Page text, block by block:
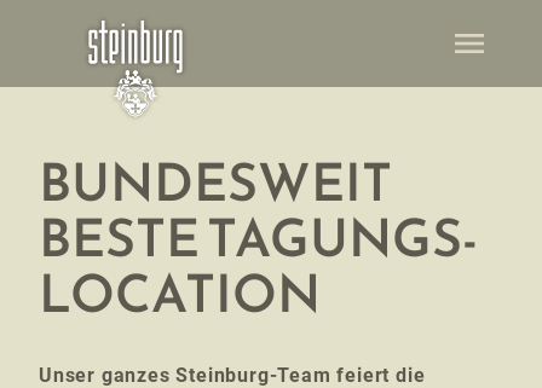
menu
BUNDESWEIT
BESTE TAGUNGS-
LOCATION
Unser ganzes Steinburg-Team feiert die